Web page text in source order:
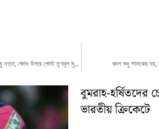
বিজেপির প্রশংসার জেরে ৬ বছরের জন্য সাসপেন্ড ঋজু দত্ত, ক্ষোভ উগরে পোস্ট তৃণমূল মুখপাত্রের বদল শুধু শাসকের নয়,
বুমরাহ-হর্ষিতদের
ভারতীয় ক্রিকেটে